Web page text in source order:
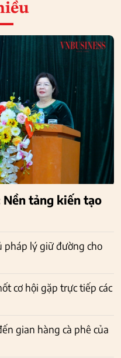
tảng kiến tạo
pháp lý giữ đường cho
cơ hội gặp trực tiếp các
gian hàng cà phê của